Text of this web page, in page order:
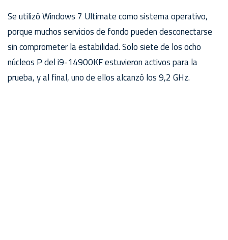
Se utilizó Windows 7 Ultimate como sistema operativo,
porque muchos servicios de fondo pueden desconectarse
sin comprometer la estabilidad. Solo siete de los ocho
núcleos P del i9-14900KF estuvieron activos para la
prueba, y al final, uno de ellos alcanzó los 9,2 GHz.